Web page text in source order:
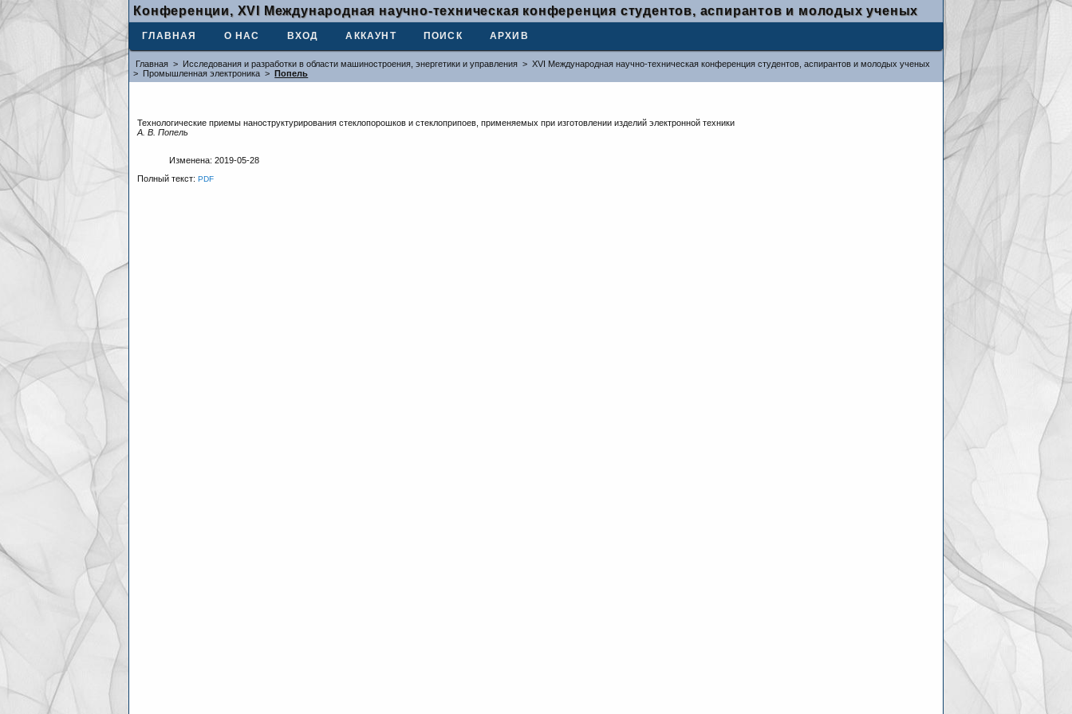
Конференции, XVI Международная научно-техническая конференция студентов, аспирантов и молодых ученых
ГЛАВНАЯ О НАС ВХОД АККАУНТ ПОИСК АРХИВ
Главная > Исследования и разработки в области машиностроения, энергетики и управления > XVI Международная научно-техническая конференция студентов, аспирантов и молодых ученых
> Промышленная электроника > Попель
Технологические приемы наноструктурирования стеклопорошков и стеклоприпоев, применяемых при изготовлении изделий электронной техники
А. В. Попель
Изменена: 2019-05-28
Полный текст:PDF